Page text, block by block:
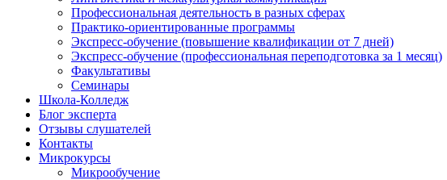
Профессиональная деятельность в разных сферах
Практико-ориентированные программы
Экспресс-обучение (повышение квалификации от 7 дней)
Экспресс-обучение (профессиональная переподготовка за 1 месяц)
Факультативы
Семинары
Школа-Колледж
Блог эксперта
Отзывы слушателей
Контакты
Микрокурсы
Микрообучение